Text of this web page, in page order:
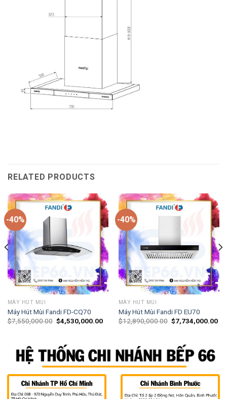
RELATED PRODUCTS
-40%
MÁY HÚT MÙI
Máy Hút Mùi Fandi FD-CQ70
$7,550,000.00 $4,530,000.00
-40%
MÁY HÚT MÙI
Máy Hút Mùi Fandi FD EU70
$12,890,000.00 $7,734,000.00